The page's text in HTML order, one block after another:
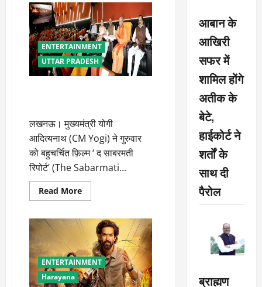
ऑफिस
पर
‘कॉकटेल
2’
की
दहाड़,
50
करोड़
के
ENTERTAINMENT
UTTAR PRADESH
लखनऊ। मुख्यमंत्री योगी
आदित्यनाथ (CM Yogi) ने गुरुवार
को बहुचर्चित फ़िल्म ‘ द साबरमती
रिपोर्ट’ (The Sabarmati...
Read MoreRead
more
योगी
ने
‘द
साबरमती
रिपोर्ट’,
यूपी
में
ENTERTAINMENT
Harayana
आबान के
आखिरी
सफर में
शामिल होंगे
अतीक के
बेटे,
हाईकोर्ट ने
शर्तों के
साथ दी
पैरोल
ब्राह्मण